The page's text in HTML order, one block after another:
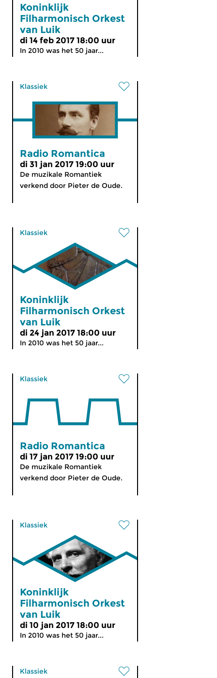
Koninklijk
Filharmonisch Orkest
van Luik
di 14 feb 2017 18:00 uur
In 2010 was het 50 jaar...
Klassiek
Radio Romantica
di 31 jan 2017 19:00 uur
De muzikale Romantiek
verkend door Pieter de Oude.
Klassiek
Koninklijk
Filharmonisch Orkest
van Luik
di 24 jan 2017 18:00 uur
In 2010 was het 50 jaar...
Klassiek
Radio Romantica
di 17 jan 2017 19:00 uur
De muzikale Romantiek
verkend door Pieter de Oude.
Klassiek
Koninklijk
Filharmonisch Orkest
van Luik
di 10 jan 2017 18:00 uur
In 2010 was het 50 jaar...
Klassiek